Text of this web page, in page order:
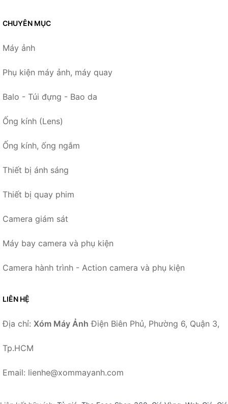
CHUYÊN MỤC
Máy ảnh
Phụ kiện máy ảnh, máy quay
Balo - Túi đựng - Bao da
Ống kính (Lens)
Ống kính, ống ngắm
Thiết bị ánh sáng
Thiết bị quay phim
Camera giám sát
Máy bay camera và phụ kiện
Camera hành trình - Action camera và phụ kiện
LIÊN HỆ
Địa chỉ: Xóm Máy Ảnh Điện Biên Phủ, Phường 6, Quận 3,
Tp.HCM
Email: lienhe@xommayanh.com